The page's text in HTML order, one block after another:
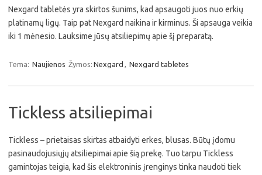
Nexgard tabletės yra skirtos šunims, kad apsaugoti juos nuo erkių
platinamų ligų. Taip pat Nexgard naikina ir kirminus. Ši apsauga veikia
iki 1 mėnesio. Lauksime jūsų atsiliepimų apie šį preparatą.
Tema: Naujienos Žymos: Nexgard , Nexgard tabletes
Tickless atsiliepimai
Tickless – prietaisas skirtas atbaidyti erkes, blusas. Būtų įdomu
pasinaudojusiųjų atsiliepimai apie šią prekę. Tuo tarpu Tickless
gamintojas teigia, kad šis elektroninis įrenginys tinka naudoti tiek